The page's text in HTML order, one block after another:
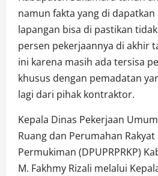
namun fakta yang di
lapangan bisa di pastikan
persen pekerjaannya di akhir
ini karena masih ada tersisa
khusus dengan pemadatan
lagi dari pihak kontraktor.
Kepala Dinas Pekerjaan
Ruang dan Perumahan Rakyat
Permukiman (DPUPRPRKP)
M. Fakhmy Rizali melalui